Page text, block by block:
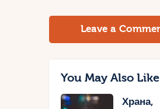
Leave a
You May Also Like
Храна,